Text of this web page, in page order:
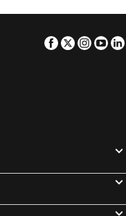
Facebook
Twitter